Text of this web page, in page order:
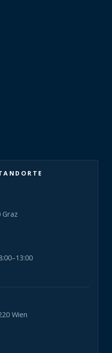
Graz
Wien